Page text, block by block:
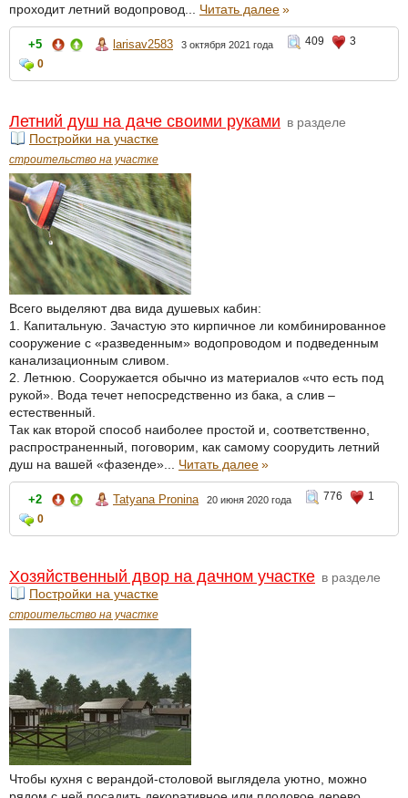
проходит летний водопровод... Читать далее»
+5 larisav2583 3 октября 2021 года 409
3
0
Летний душ на даче своими руками в разделе
Постройки на участке
строительство на участке
Всего выделяют два вида душевых кабин:
1. Капитальную. Зачастую это кирпичное ли комбинированное
сооружение с «разведенным» водопроводом и подведенным
канализационным сливом.
2. Летнюю. Сооружается обычно из материалов «что есть под
рукой». Вода течет непосредственно из бака, а слив –
естественный.
Так как второй способ наиболее простой и, соответственно,
распространенный, поговорим, как самому соорудить летний
душ на вашей «фазенде»... Читать далее»
+2 Tatyana Pronina 20 июня 2020 года 776
1
0
Хозяйственный двор на дачном участке в разделе
Постройки на участке
строительство на участке
Чтобы кухня с верандой-столовой выглядела уютно, можно